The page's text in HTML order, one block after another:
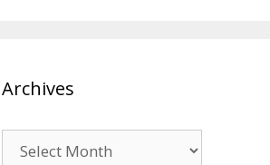
Archives